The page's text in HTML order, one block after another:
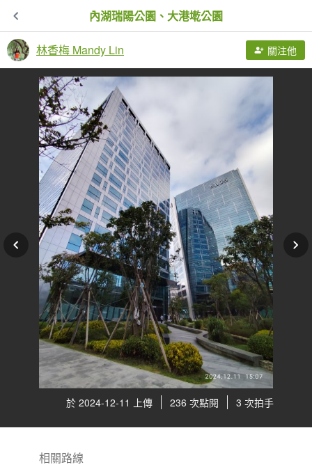
內湖瑞陽公園、大港墘公園
林香梅 Mandy Lin 關注他
於 2024-12-11 上傳 236 次點閱 3 次拍手
相關路線